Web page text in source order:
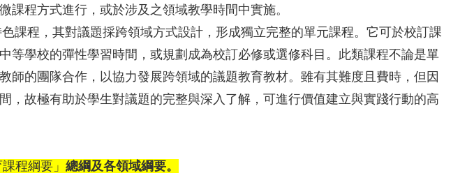
課程方式進行，或於涉及之領域教學時間中實施。
課程，其對議題採跨領域方式設計，形成獨立完整的單元課程。它可於校訂課
等學校的彈性學習時間，或規劃成為校訂必修或選修科目。此類課程不論是單
師的團隊合作，以協力發展跨領域的議題教育教材。雖有其難度且費時，但因
，故極有助於學生對議題的完整與深入了解，可進行價值建立與實踐行動的高
程綱要」 總綱及各領域綱要。